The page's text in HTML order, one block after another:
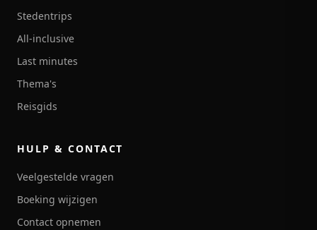
Stedentrips
All-inclusive
Last minutes
Thema's
Reisgids
HULP & CONTACT
Veelgestelde vragen
Boeking wijzigen
Contact opnemen